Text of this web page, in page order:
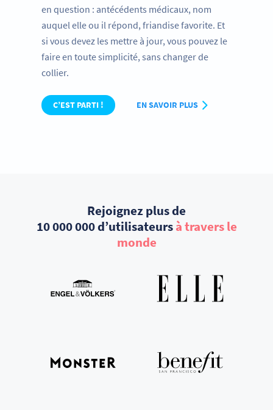
en question : antécédents médicaux, nom
auquel elle ou il répond, friandise favorite. Et
si vous devez les mettre à jour, vous pouvez le
faire en toute simplicité, sans changer de
collier.
C’EST PARTI ! EN SAVOIR PLUS
Rejoignez plus de
10 000 000 d’utilisateursà travers le
monde